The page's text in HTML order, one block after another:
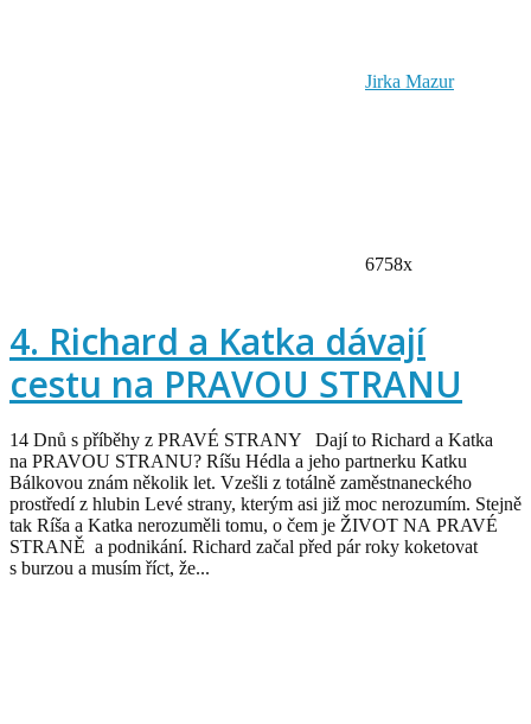
Jirka Mazur
6758x
4. Richard a Katka dávají
cestu na PRAVOU STRANU
14 Dnů s příběhy z PRAVÉ STRANY Dají to Richard a Katka
na PRAVOU STRANU? Ríšu Hédla a jeho partnerku Katku
Bálkovou znám několik let. Vzešli z totálně zaměstnaneckého
prostředí z hlubin Levé strany, kterým asi již moc nerozumím. Stejně
tak Ríša a Katka nerozuměli tomu, o čem je ŽIVOT NA PRAVÉ
STRANĚ a podnikání. Richard začal před pár roky koketovat
s burzou a musím říct, že...